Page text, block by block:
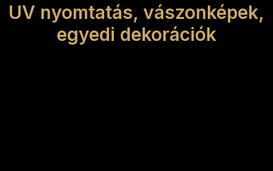
UV nyomtatás, vászonképek,
egyedi dekorációk